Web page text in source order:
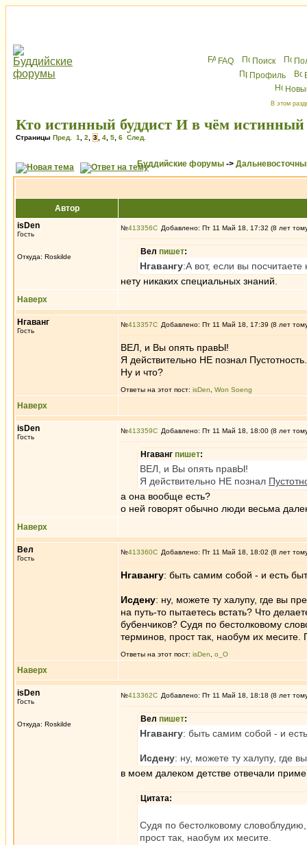
FAQ Поиск
Профиль
В этом
Кто истинный буддист И в чём истинный
Страницы Пред. 1 2 3 4 5 6 След.
Буддийские форумы ->
Автор
isDen
Гость
Откуда: Roskilde
№413356 Добавлено: Пт 11 Май 18, 17:32 (8 лет
Вел пишет:
Нгавангу:А вот, если вы
нету никаких специальных знаний.
Наверх
Нгаванг
Гость
№413357 Добавлено: Пт 11 Май 18, 17:39 (8 лет
ВЕЛ, и Вы опять правЫ!
Я действительно НЕ познал Пустотность.
Ну и что?
Ответы на этот пост: isDen Won Soeng
Наверх
isDen
Гость
№413359 Добавлено: Пт 11 Май 18, 18:00 (8 лет
Нгаванг пишет:
ВЕЛ, и Вы опять правЫ!
Я действительно НЕ познал
а она вообще есть?
о ней говорят обычно люди весьма
Наверх
Вел
Гость
№413360 Добавлено: Пт 11 Май 18, 18:02 (8 лет
Нгавангу: быть самим собой - и есть
Исдену: ну, можете ту халупу, где вы
на путь-то пытаетесь встать? Что
бубенчиков? Судя по бестолковому
терминов, прост так, наобум их месите.
Ответы на этот пост: isDen о_О
Наверх
isDen
Гость
Откуда: Roskilde
№413362 Добавлено: Пт 11 Май 18, 18:18 (8 лет
Вел пишет:
Нгавангу: быть самим собой - и
Исдену: ну, можете ту халупу, где
в моем далеком детстве отвечали
Цитата:
Судя по бестолковому
прост так, наобум их месите.